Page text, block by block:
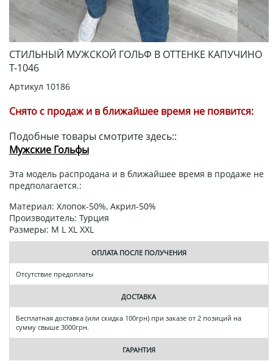
СТИЛЬНЫЙ МУЖСКОЙ ГОЛЬФ В ОТТЕНКЕ КАПУЧИНО
Т-1046
Артикул 10186
Снято с продаж и в ближайшее время не появится:
Подобные товары смотрите здесь::
Мужские Гольфы
Эта модель распродана и в ближайшее время в продаже не
предполагается.:
Материал: Хлопок-50%, Акрил-50%
Производитель: Турция
Размеры: M L XL XXL
ОПЛАТА ПОСЛЕ ПОЛУЧЕНИЯ
Отсутствие предоплаты
ДОСТАВКА
Бесплатная доставка (или скидка 100грн) при заказе от 2 позиций на
сумму свыше 3000грн.
ГАРАНТИЯ